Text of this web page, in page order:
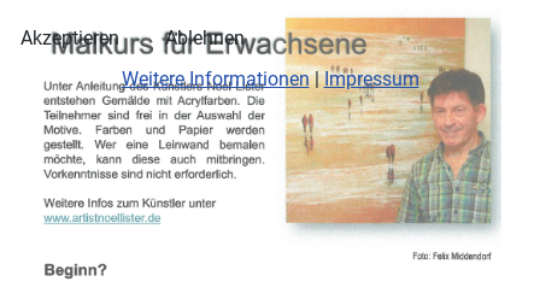
Akzeptieren
Ablehnen
Weitere Informationen|Impressum